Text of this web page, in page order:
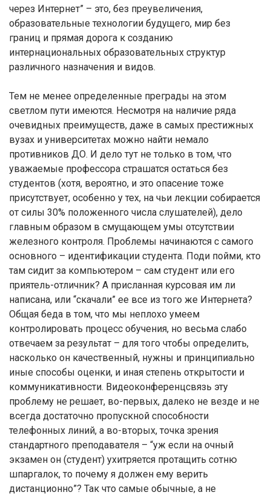
через Интернет” – это, без преувеличения,
образовательные технологии будущего, мир без
границ и прямая дорога к созданию
интернациональных образовательных структур
различного назначения и видов.
Тем не менее определенные преграды на этом
светлом пути имеются. Несмотря на наличие ряда
очевидных преимуществ, даже в самых престижных
вузах и университетах можно найти немало
противников ДО. И дело тут не только в том, что
уважаемые профессора страшатся остаться без
студентов (хотя, вероятно, и это опасение тоже
присутствует, особенно у тех, на чьи лекции собирается
от силы 30% положенного числа слушателей), дело
главным образом в смущающем умы отсутствии
железного контроля. Проблемы начинаются с самого
основного – идентификации студента. Поди пойми, кто
там сидит за компьютером – сам студент или его
приятель-отличник? А присланная курсовая им ли
написана, или “скачали” ее все из того же Интернета?
Общая беда в том, что мы неплохо умеем
контролировать процесс обучения, но весьма слабо
отвечаем за результат – для того чтобы определить,
насколько он качественный, нужны и принципиально
иные способы оценки, и иная степень открытости и
коммуникативности. Видеоконференцсвязь эту
проблему не решает, во-первых, далеко не везде и не
всегда достаточно пропускной способности
телефонных линий, а во-вторых, точка зрения
стандартного преподавателя – “уж если на очный
экзамен он (студент) ухитряется протащить сотню
шпаргалок, то почему я должен ему верить
дистанционно”? Так что самые обычные, а не